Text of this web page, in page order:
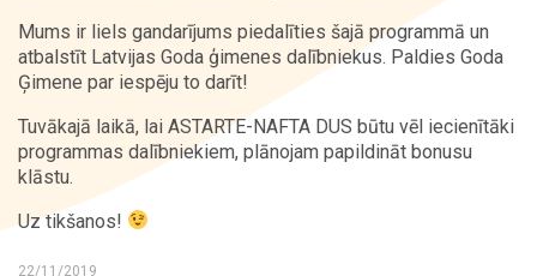
Mums ir liels gandarījums piedalīties šajā programmā un
atbalstīt Latvijas Goda ģimenes dalībniekus. Paldies Goda
Ģimene par iespēju to darīt!
Tuvākajā laikā, lai ASTARTE-NAFTA DUS būtu vēl iecienītāki
programmas dalībniekiem, plānojam papildināt bonusu
klāstu.
Uz tikšanos!
22/11/2019